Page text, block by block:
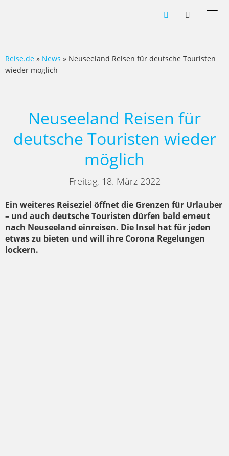
Reise.de » News » Neuseeland Reisen für deutsche Touristen
wieder möglich
Neuseeland Reisen für
deutsche Touristen wieder
möglich
Freitag, 18. März 2022
Ein weiteres Reiseziel öffnet die Grenzen für Urlauber
– und auch deutsche Touristen dürfen bald erneut
nach Neuseeland einreisen. Die Insel hat für jeden
etwas zu bieten und will ihre Corona Regelungen
lockern.